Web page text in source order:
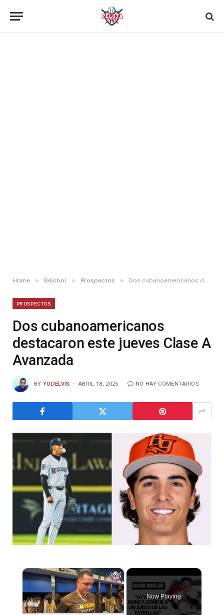
Home » Béisbol » Prospectos » Dos cubanoamericanos destacaron este jueves Clase A Avanzada
PROSPECTOS
Dos cubanoamericanos
destacaron este jueves Clase A
Avanzada
BY YODELVIS ABRIL 18, 2025 NO HAY COMENTARIOS
×
Now Playing